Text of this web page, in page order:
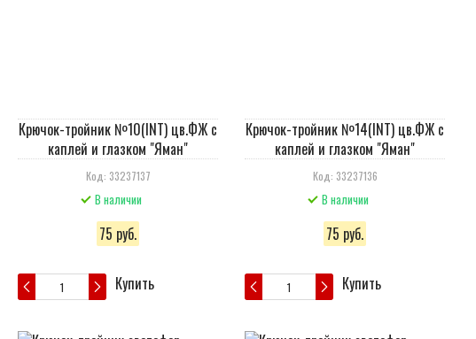
Крючок-тройник №10(INT) цв.ФЖ с
каплей и глазком "Яман"
Код: 33237137
В наличии
75 руб.
Купить
Крючок-тройник №14(INT) цв.ФЖ с
каплей и глазком "Яман"
Код: 33237136
В наличии
75 руб.
Купить